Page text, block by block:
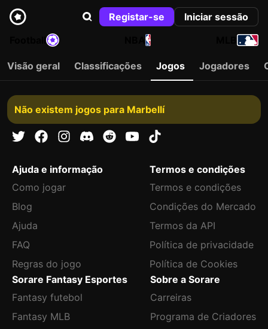
Registar-se
Iniciar sessão
NBA
Visão geral Classificações Jogos Jogadores
Não existem jogos para Marbellí
Ajuda e informação
Como jogar
Blog
Ajuda
FAQ
Regras do jogo
Termos e condições
Termos e condições
Condições do Mercado
Termos da API
Política de privacidade
Política de Cookies
Sorare Fantasy Esportes
Fantasy futebol
Fantasy MLB
Sobre a Sorare
Carreiras
Programa de Criadores